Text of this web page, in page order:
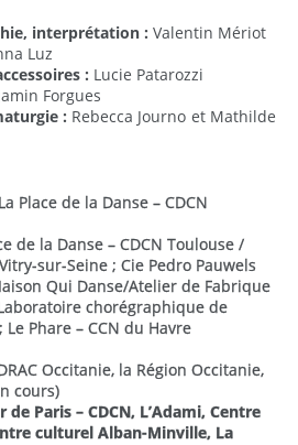
interprétation : Valentin Mériot
Luz
: Lucie Patarozzi
Forgues
: Rebecca Journo et Mathilde
La Place de la Danse – CDCN
de la Danse – CDCN Toulouse /
sur-Seine ; Cie Pedro Pauwels
Qui Danse/Atelier de Fabrique
chorégraphique de
Le Phare – CCN du Havre
Occitanie, la Région Occitanie,
cours)
de Paris – CDCN, L’Adami, Centre
culturel Alban-Minville, La